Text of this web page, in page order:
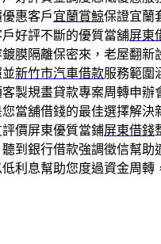
惠客戶宜蘭賞鯨保證宜蘭
好評不斷的優質當舖屏東
膜隔離保密來，老屋翻新
新竹市汽車借款服務範圍
製規畫貸款專案周轉申辦
您當舖借錢的最佳選擇解決
價屏東優質當鋪屏東借錢
到銀行借款強調徵信幫助
利息幫助您度過資金周轉